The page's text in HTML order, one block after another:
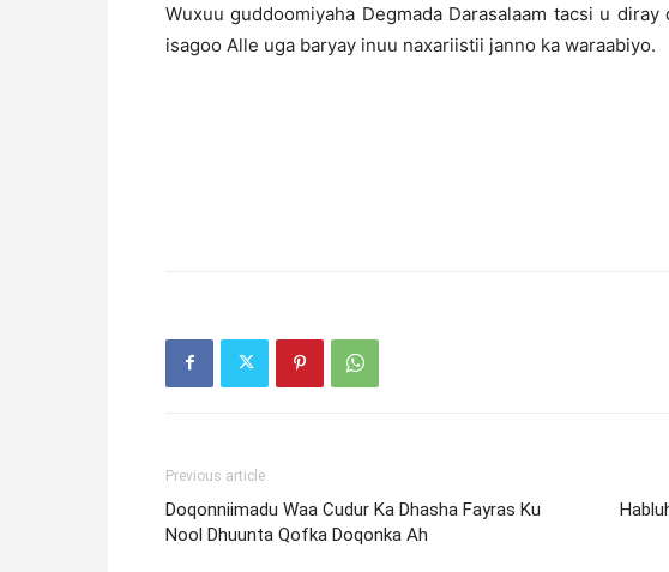
Wuxuu guddoomiyaha Degmada Darasalaam tacsi u
isagoo Alle uga baryay inuu naxariistii janno ka waraabiyo.
Previous article
Doqonniimadu Waa Cudur Ka Dhasha Fayras Ku
Nool Dhuunta Qofka Doqonka Ah